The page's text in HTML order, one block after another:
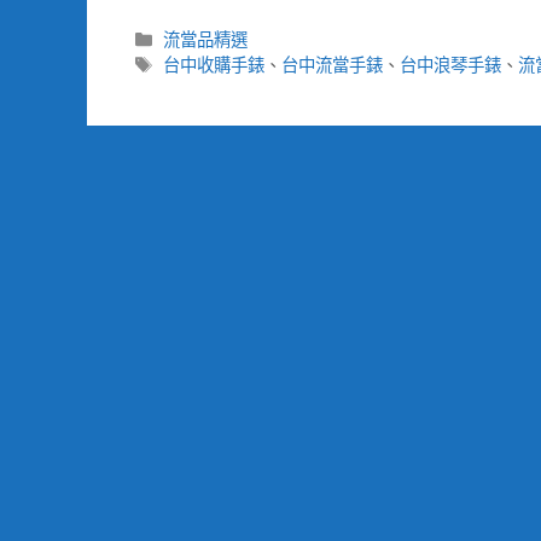
分
類
流當品精選
標
台中收購手錶 、 台中流當手錶 、 台中浪琴手錶 、流